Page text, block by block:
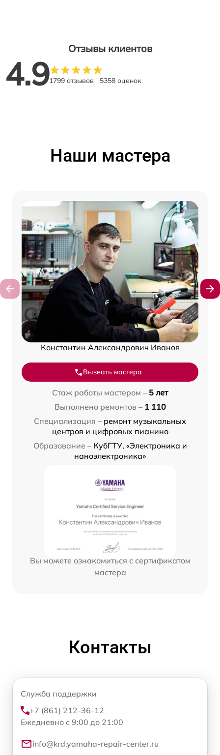
Отзывы клиентов
4.91799 отзывов 5358 оценок
Наши мастера
Константин Александрович Иванов
Вызвать мастера
Стаж работы мастером – 5 лет
Выполнено ремонтов – 1 110
Специализация – ремонт музыкальных
центров и цифровых пианино
Образование – КубГТУ, «Электроника и
наноэлектроника»
Вы можете ознакомиться с сертификатом
мастера
Контакты
Служба поддержки
+7 (861) 212-36-12
Ежедневно с 9:00 до 21:00
info@krd.yamaha-repair-center.ru